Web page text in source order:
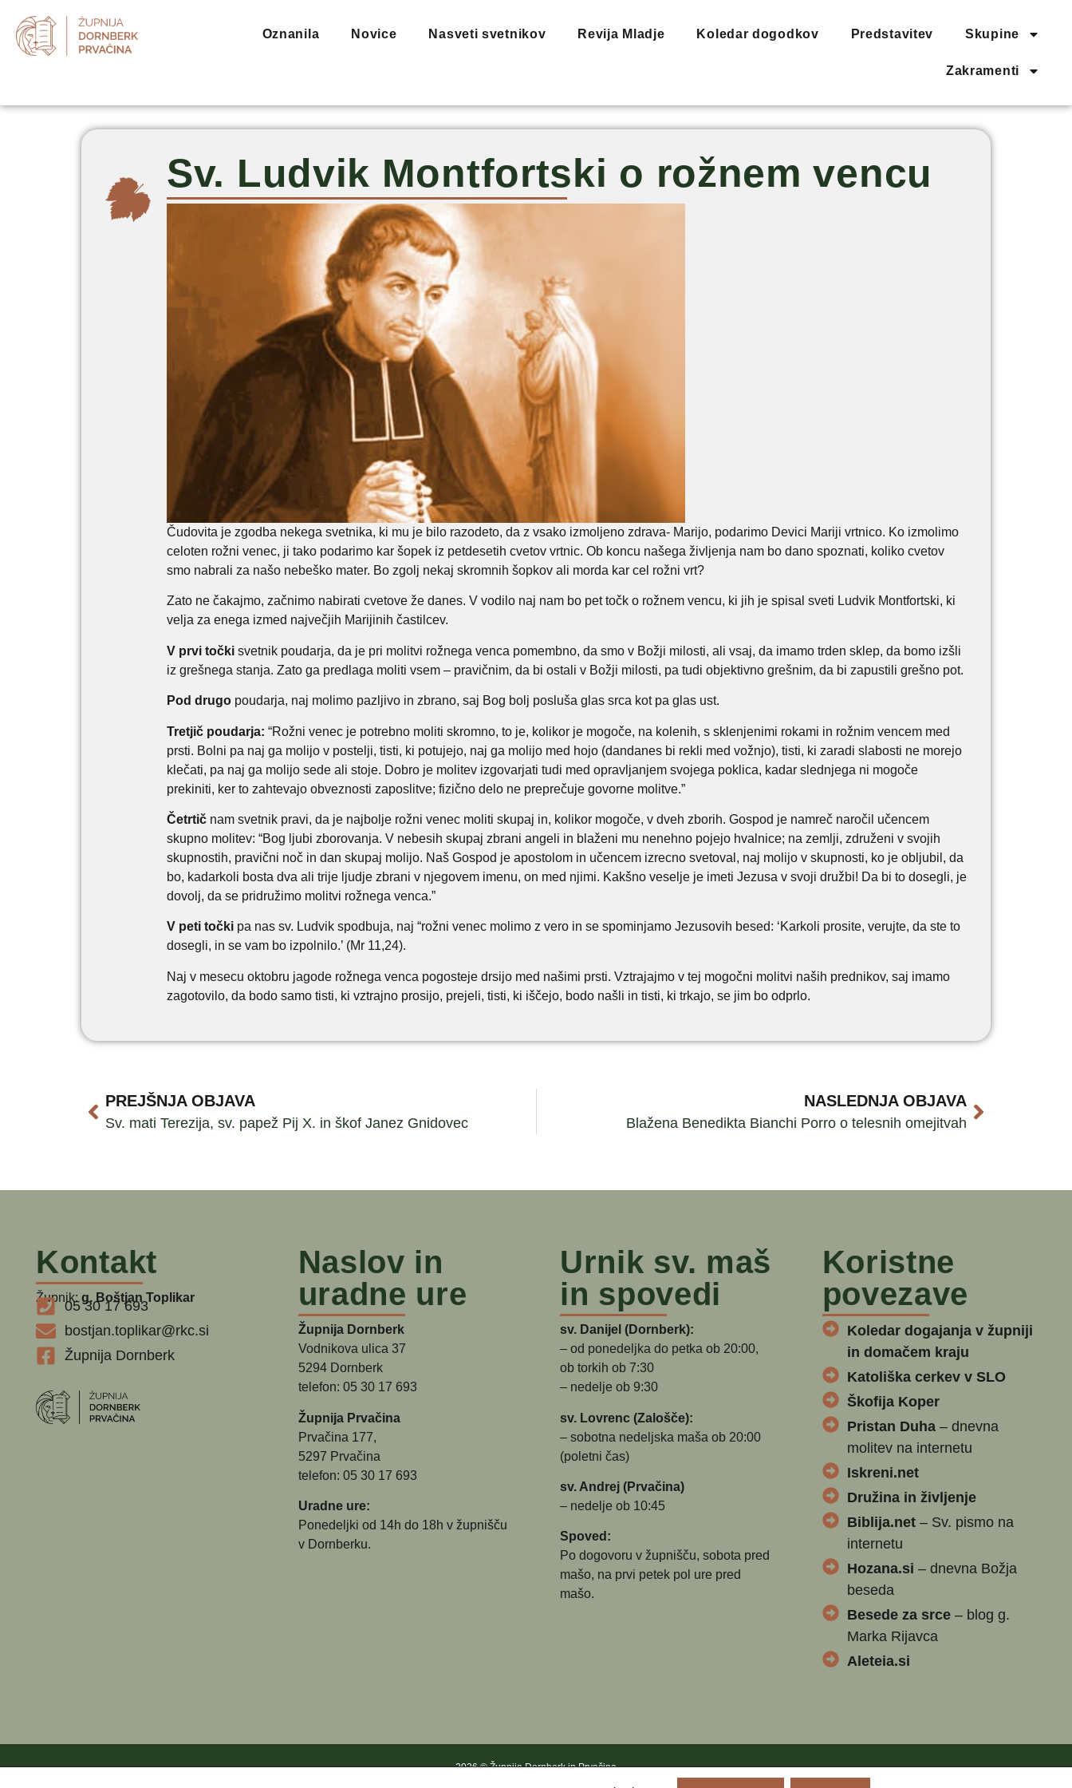
Oznanila Novice Nasveti svetnikov Revija Mladje Koledar dogodkov Predstavitev Skupine
Zakramenti
Sv. Ludvik Montfortski o rožnem vencu
Čudovita je zgodba nekega svetnika, ki mu je bilo razodeto, da z vsako izmoljeno zdrava- Marijo, podarimo Devici Mariji vrtnico. Ko izmolimo
celoten rožni venec, ji tako podarimo kar šopek iz petdesetih cvetov vrtnic. Ob koncu našega življenja nam bo dano spoznati, koliko cvetov
smo nabrali za našo nebeško mater. Bo zgolj nekaj skromnih šopkov ali morda kar cel rožni vrt?
Zato ne čakajmo, začnimo nabirati cvetove že danes. V vodilo naj nam bo pet točk o rožnem vencu, ki jih je spisal sveti Ludvik Montfortski, ki
velja za enega izmed največjih Marijinih častilcev.
V prvi točki svetnik poudarja, da je pri molitvi rožnega venca pomembno, da smo v Božji milosti, ali vsaj, da imamo trden sklep, da bomo izšli
iz grešnega stanja. Zato ga predlaga moliti vsem – pravičnim, da bi ostali v Božji milosti, pa tudi objektivno grešnim, da bi zapustili grešno pot.
Pod drugo poudarja, naj molimo pazljivo in zbrano, saj Bog bolj posluša glas srca kot pa glas ust.
Tretjič poudarja: “Rožni venec je potrebno moliti skromno, to je, kolikor je mogoče, na kolenih, s sklenjenimi rokami in rožnim vencem med
prsti. Bolni pa naj ga molijo v postelji, tisti, ki potujejo, naj ga molijo med hojo (dandanes bi rekli med vožnjo), tisti, ki zaradi slabosti ne morejo
klečati, pa naj ga molijo sede ali stoje. Dobro je molitev izgovarjati tudi med opravljanjem svojega poklica, kadar slednjega ni mogoče
prekiniti, ker to zahtevajo obveznosti zaposlitve; fizično delo ne preprečuje govorne molitve.”
Četrtič nam svetnik pravi, da je najbolje rožni venec moliti skupaj in, kolikor mogoče, v dveh zborih. Gospod je namreč naročil učencem
skupno molitev: “Bog ljubi zborovanja. V nebesih skupaj zbrani angeli in blaženi mu nenehno pojejo hvalnice; na zemlji, združeni v svojih
skupnostih, pravični noč in dan skupaj molijo. Naš Gospod je apostolom in učencem izrecno svetoval, naj molijo v skupnosti, ko je obljubil, da
bo, kadarkoli bosta dva ali trije ljudje zbrani v njegovem imenu, on med njimi. Kakšno veselje je imeti Jezusa v svoji družbi! Da bi to dosegli, je
dovolj, da se pridružimo molitvi rožnega venca.”
V peti točki pa nas sv. Ludvik spodbuja, naj “rožni venec molimo z vero in se spominjamo Jezusovih besed: ‘Karkoli prosite, verujte, da ste to
dosegli, in se vam bo izpolnilo.’ (Mr 11,24).
Naj v mesecu oktobru jagode rožnega venca pogosteje drsijo med našimi prsti. Vztrajajmo v tej mogočni molitvi naših prednikov, saj imamo
zagotovilo, da bodo samo tisti, ki vztrajno prosijo, prejeli, tisti, ki iščejo, bodo našli in tisti, ki trkajo, se jim bo odprlo.
PREJŠNJA OBJAVA
Sv. mati Terezija, sv. papež Pij X. in škof Janez Gnidovec
NASLEDNJA OBJAVA
Blažena Benedikta Bianchi Porro o telesnih omejitvah
Kontakt
Župnik: g. Boštjan Toplikar
05 30 17 693
bostjan.toplikar@rkc.si
Župnija Dornberk
Naslov in
uradne ure
Župnija Dornberk
Vodnikova ulica 37
5294 Dornberk
telefon: 05 30 17 693
Župnija Prvačina
Prvačina 177,
5297 Prvačina
telefon: 05 30 17 693
Uradne ure:
Ponedeljki od 14h do 18h v župnišču
v Dornberku.
Urnik sv. maš
in spovedi
sv. Danijel (Dornberk):
– od ponedeljka do petka ob 20:00,
ob torkih ob 7:30
– nedelje ob 9:30
sv. Lovrenc (Zalošče):
– sobotna nedeljska maša ob 20:00
(poletni čas)
sv. Andrej (Prvačina)
– nedelje ob 10:45
Spoved:
Po dogovoru v župnišču, sobota pred
mašo, na prvi petek pol ure pred
mašo.
Koristne
povezave
Koledar dogajanja v župniji
in domačem kraju
Katoliška cerkev v SLO
Škofija Koper
Pristan Duha– dnevna
molitev na internetu
Iskreni.net
Družina in življenje
Biblija.net– Sv. pismo na
internetu
Hozana.si – dnevna Božja
beseda
Besede za srce– blog g.
Marka Rijavca
Aleteia.si
2026 © Župnija Dornberk in Prvačina